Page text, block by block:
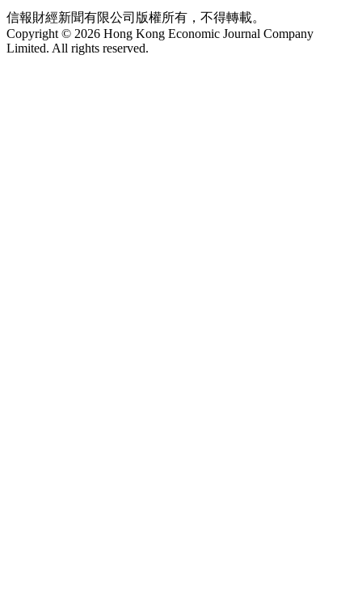
信報財經新聞有限公司版權所有，不得轉載。
Copyright © 2026 Hong Kong Economic Journal Company
Limited. All rights reserved.